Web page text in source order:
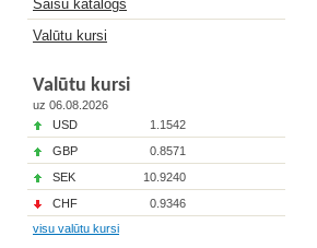
Saišu katalogs
Valūtu kursi
Valūtu kursi
uz 06.08.2026
USD
1.1542
GBP
0.8571
SEK
10.9240
CHF
0.9346
visu valūtu kursi